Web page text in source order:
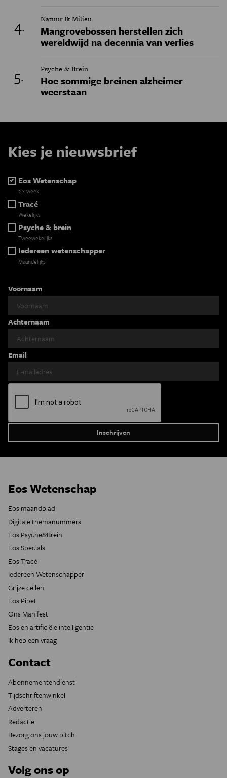
Natuur & Milieu
Mangrovebossen herstellen zich
wereldwijd na decennia van verlies
Psyche & Brein
Hoe sommige breinen alzheimer
weerstaan
Kies je nieuwsbrief
Eos Wetenschap
2 x week
Tracé
Wekelijks
Psyche & brein
Tweewekelijks
Iedereen wetenschapper
Maandelijks
Voornaam
Achternaam
Email
Eos Wetenschap
Eos maandblad
Digitale themanummers
Eos Psyche&Brein
Eos Specials
Eos Tracé
Iedereen Wetenschapper
Grijze cellen
Eos Pipet
Ons Manifest
Eos en artificiële intelligentie
Ik heb een vraag
Contact
Abonnementendienst
Tijdschriftenwinkel
Adverteren
Redactie
Bezorg ons jouw pitch
Stages en vacatures
Volg ons op